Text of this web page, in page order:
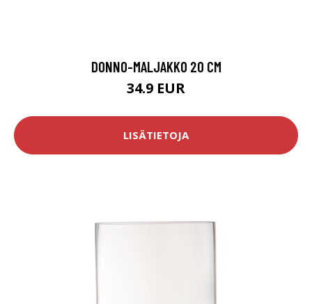
DONNO-MALJAKKO 20 CM
34.9 EUR
LISÄTIETOJA